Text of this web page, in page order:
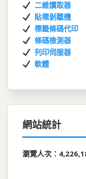
二維讀取器
貼標剝離機
標籤條碼代印
條碼檢測器
列印伺服器
軟體
網站統計
瀏覽人次：